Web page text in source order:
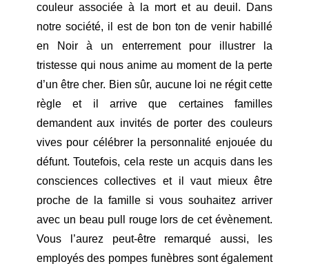
couleur associée à la mort et au deuil. Dans
notre société, il est de bon ton de venir habillé
en Noir à un enterrement pour illustrer la
tristesse qui nous anime au moment de la perte
d’un être cher. Bien sûr, aucune loi ne régit cette
règle et il arrive que certaines familles
demandent aux invités de porter des couleurs
vives pour célébrer la personnalité enjouée du
défunt. Toutefois, cela reste un acquis dans les
consciences collectives et il vaut mieux être
proche de la famille si vous souhaitez arriver
avec un beau pull rouge lors de cet évènement.
Vous l’aurez peut-être remarqué aussi, les
employés des pompes funèbres sont également